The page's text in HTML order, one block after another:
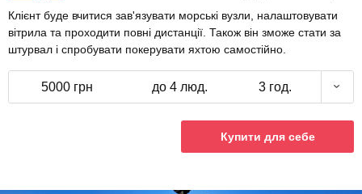
Клієнт буде вчитися зав'язувати морські вузли, налаштовувати
вітрила та проходити повні дистанції. Також він зможе стати за
штурвал і спробувати покерувати яхтою самостійно.
5000 грн до 4 люд. 3 год.
Купити для себе